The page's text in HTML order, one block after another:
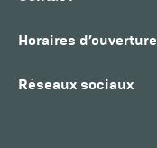
Horaires d’ouverture
Réseaux sociaux